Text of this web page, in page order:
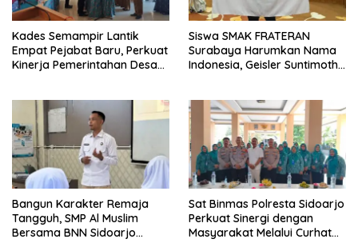
Kades Semampir Lantik
Empat Pejabat Baru, Perkuat
Kinerja Pemerintahan Desa
Siswa SMAK FRATERAN
Surabaya Harumkan Nama
Indonesia, Geisler Suntimothy
Bangun Karakter Remaja
Tangguh, SMP Al Muslim
Bersama BNN Sidoarjo
Sat Binmas Polresta Sidoarjo
Perkuat Sinergi dengan
Masyarakat Melalui Curhat